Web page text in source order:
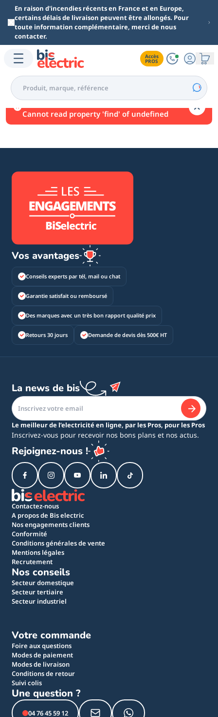
Aller au contenu principal
En raison d'incendies récents en France et en Europe,
certains délais de livraison peuvent être allongés. Pour
toute information complémentaire, merci de nous
contacter.
Accès
PROS
Une erreur est survenue.
Cannot read property 'find' of undefined
Vos avantages
Conseils experts par tél, mail ou chat
Garantie satisfait ou remboursé
Des marques avec un très bon rapport qualité prix
Retours 30 jours Demande de devis dès 500€ HT
La news de bis
Le meilleur de l’electricité en ligne, par les Pros, pour les Pros
Inscrivez-vous pour recevoir nos bons plans et nos actus.
Rejoignez-nous !
Contactez-nous
A propos de Bis electric
Nos engagements clients
Conformité
Conditions générales de vente
Mentions légales
Recrutement
Nos conseils
Secteur domestique
Secteur tertiaire
Secteur industriel
Votre commande
Foire aux questions
Modes de paiement
Modes de livraison
Conditions de retour
Suivi colis
Une question ?
04 76 45 59 12